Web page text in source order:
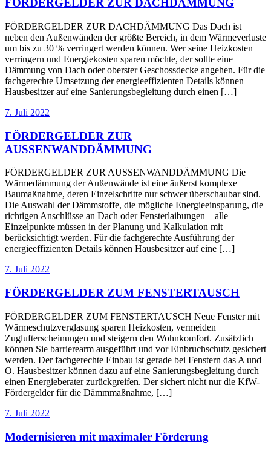
FÖRDERGELDER ZUR DACHDÄMMUNG
FÖRDERGELDER ZUR DACHDÄMMUNG Das Dach ist
neben den Außenwänden der größte Bereich, in dem Wärmeverluste
um bis zu 30 % verringert werden können. Wer seine Heizkosten
verringern und Energiekosten sparen möchte, der sollte eine
Dämmung von Dach oder oberster Geschossdecke angehen. Für die
fachgerechte Umsetzung der energieeffizienten Details können
Hausbesitzer auf eine Sanierungsbegleitung durch einen […]
7. Juli 2022
FÖRDERGELDER ZUR
AUSSENWANDDÄMMUNG
FÖRDERGELDER ZUR AUSSENWANDDÄMMUNG Die
Wärmedämmung der Außenwände ist eine äußerst komplexe
Baumaßnahme, deren Einzelschritte nur schwer überschaubar sind.
Die Auswahl der Dämmstoffe, die mögliche Energieeinsparung, die
richtigen Anschlüsse an Dach oder Fensterlaibungen – alle
Einzelpunkte müssen in der Planung und Kalkulation mit
berücksichtigt werden. Für die fachgerechte Ausführung der
energieeffizienten Details können Hausbesitzer auf eine […]
7. Juli 2022
FÖRDERGELDER ZUM FENSTERTAUSCH
FÖRDERGELDER ZUM FENSTERTAUSCH Neue Fenster mit
Wärmeschutzverglasung sparen Heizkosten, vermeiden
Zuglufterscheinungen und steigern den Wohnkomfort. Zusätzlich
können Sie barrierearm ausgeführt und vor Einbruchschutz gesichert
werden. Der fachgerechte Einbau ist gerade bei Fenstern das A und
O. Hausbesitzer können dazu auf eine Sanierungsbegleitung durch
einen Energieberater zurückgreifen. Der sichert nicht nur die KfW-
Fördergelder für die Dämmmaßnahme, […]
7. Juli 2022
Modernisieren mit maximaler Förderung